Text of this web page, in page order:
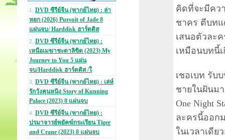
1. DVD ซีรีย์จีน (พากย์ไทย) : ล่า
หยก (2026) Pursuit of Jade 8
แผ่นจบ/ Harddisk ฮาร์ดดิส
2. DVD ซีรีย์จีน (พากย์ไทย) :
เหนือเมฆาชะตาลิขิต (2023) My
Journey to You 5 แผ่น
จบ/Harddisk ฮาร์ดดิส /ใ
3. DVD ซีรีย์จีน (พากย์ไทย) : เล่ห์
รักวังคุนหนิง Story of Kunning
Palace (2023) 8 แผ่นจบ
4. DVD ซีรีย์จีน (พากย์ไทย) :
ปรมาจารย์พยัคฆ์กระเรียน Tiger
and Crane (2023) 8 แผ่นจบ
คิดที่จะมีคว
ชาคร ตีบทแ
เสนอตัวละ
เหมือนบทนี้เ
เชอเบท รับ
ชายในฝันม
One Night
ละครนี้ออก
ในเวลาเดี